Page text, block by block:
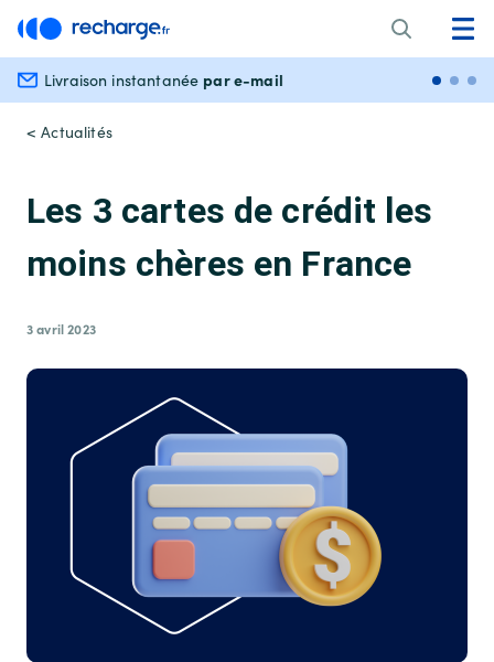
Livraison instantanée par e-mail
< Actualités
Les 3 cartes de crédit les
moins chères en France
3 avril 2023